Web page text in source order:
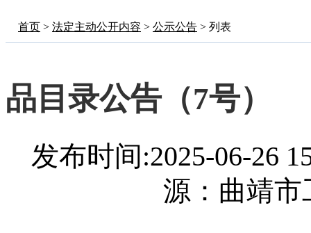
首页 > 法定主动公开内容 > 公示公告 > 列表
品目录公告（7号）
发布时间:2025-06-
源：曲靖